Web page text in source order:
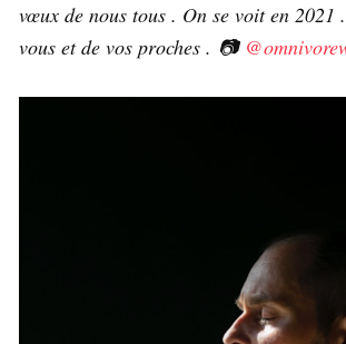
vœux de nous tous . On se voit en 2021
vous et de vos proches . 📷